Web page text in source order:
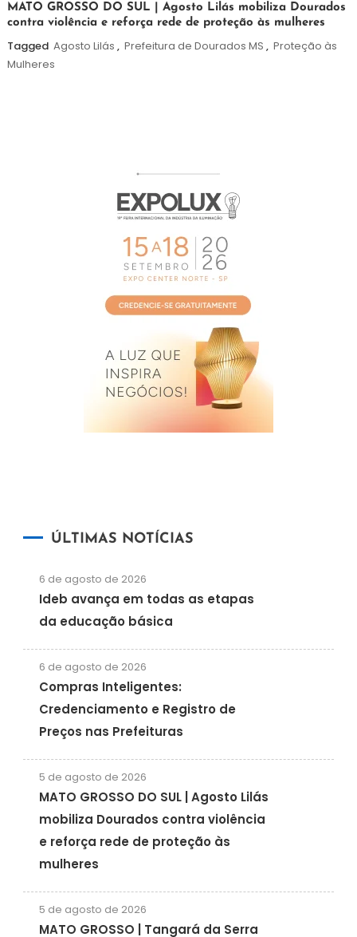
5
de
agosto
de
Maurilio
MATO GROSSO DO SUL | Agosto Lilás mobiliza Dourados
contra violência e reforça rede de proteção às mulheres
Tagged Agosto Lilás , Prefeitura de Dourados MS , Proteção às
Mulheres
ÚLTIMAS NOTÍCIAS
6 de agosto de 2026
Ideb avança em todas as etapas
da educação básica
6 de agosto de 2026
Compras Inteligentes:
Credenciamento e Registro de
Preços nas Prefeituras
5 de agosto de 2026
MATO GROSSO DO SUL | Agosto Lilás
mobiliza Dourados contra violência
e reforça rede de proteção às
mulheres
5 de agosto de 2026
MATO GROSSO | Tangará da Serra